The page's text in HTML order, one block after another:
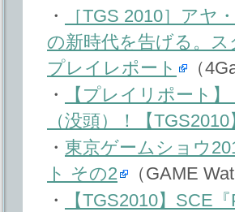
・
［TGS 2010］アヤ
の新時代を告げる。
プレイレポート
（
・
【プレイリポート
（没頭）！【TGS2010
・ 東京ゲームショウ
ト その2
（GAME
・
【TGS2010】SCE